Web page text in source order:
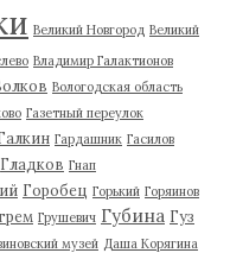
Великий Новгород Великий
Владимир Галактионов
Вологодская область
Газетный переулок
Гардашник Гасилов
Гладков Гнап
Горобец Горький Горяинов
Грушевич Губина Гуз
музей Даша Корягина